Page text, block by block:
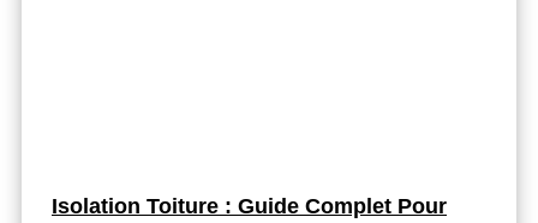
Isolation Toiture : Guide Complet Pour